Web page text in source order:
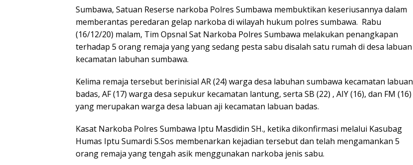
Sumbawa, Satuan Reserse narkoba Polres Sumbawa membuktikan keseriusannya dalam
memberantas peredaran gelap narkoba di wilayah hukum polres sumbawa. Rabu
(16/12/20) malam, Tim Opsnal Sat Narkoba Polres Sumbawa melakukan penangkapan
terhadap 5 orang remaja yang yang sedang pesta sabu disalah satu rumah di desa labuan
kecamatan labuhan sumbawa.
Kelima remaja tersebut berinisial AR (24) warga desa labuhan sumbawa kecamatan labuan
badas, AF (17) warga desa sepukur kecamatan lantung, serta SB (22) , AIY (16), dan FM (16)
yang merupakan warga desa labuan aji kecamatan labuan badas.
Kasat Narkoba Polres Sumbawa Iptu Masdidin SH., ketika dikonfirmasi melalui Kasubag
Humas Iptu Sumardi S.Sos membenarkan kejadian tersebut dan telah mengamankan 5
orang remaja yang tengah asik menggunakan narkoba jenis sabu.